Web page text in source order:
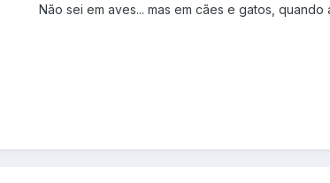
Não sei em aves... mas em cães e gatos,